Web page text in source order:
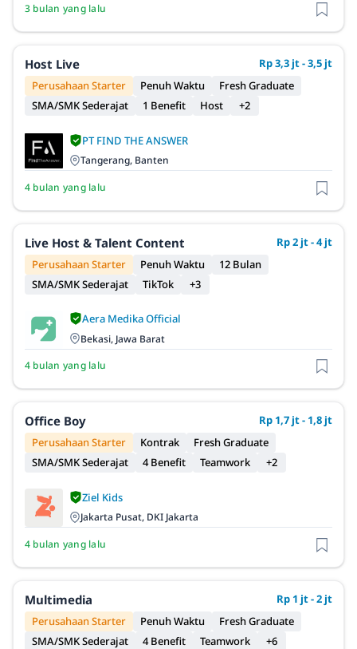
3 bulan yang lalu
Host Live
Rp 3,3 jt - 3,5 jt
Perusahaan Starter
Penuh Waktu
Fresh Graduate
SMA/SMK Sederajat
1 Benefit Host +2
PT FIND THE ANSWER
Tangerang, Banten
4 bulan yang lalu
Live Host & Talent Content
Rp 2 jt - 4 jt
Perusahaan Starter
Penuh Waktu
12 Bulan
SMA/SMK Sederajat
TikTok +3
Aera Medika Official
Bekasi, Jawa Barat
4 bulan yang lalu
Office Boy
Rp 1,7 jt - 1,8 jt
Perusahaan Starter
Kontrak
Fresh Graduate
SMA/SMK Sederajat
4 Benefit Teamwork +2
Ziel Kids
Jakarta Pusat, DKI Jakarta
4 bulan yang lalu
Multimedia
Rp 1 jt - 2 jt
Perusahaan Starter
Penuh Waktu
Fresh Graduate
SMA/SMK Sederajat
4 Benefit Teamwork +6